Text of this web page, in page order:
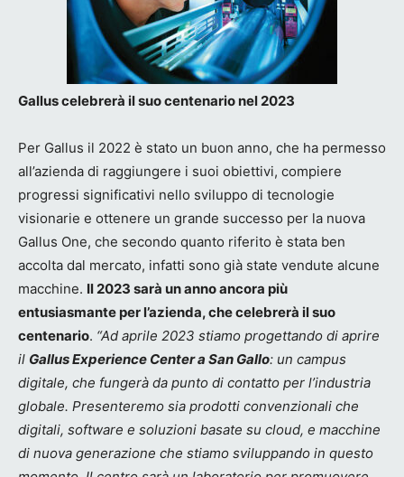
Gallus celebrerà il suo centenario nel 2023
Per Gallus il 2022 è stato un buon anno, che ha permesso
all’azienda di raggiungere i suoi obiettivi, compiere
progressi significativi nello sviluppo di tecnologie
visionarie e ottenere un grande successo per la nuova
Gallus One, che secondo quanto riferito è stata ben
accolta dal mercato, infatti sono già state vendute alcune
macchine. Il 2023 sarà un anno ancora più
entusiasmante per l’azienda, che celebrerà il suo
centenario. “Ad aprile 2023 stiamo progettando di aprire
il Gallus Experience Center a San Gallo: un campus
digitale, che fungerà da punto di contatto per l’industria
globale. Presenteremo sia prodotti convenzionali che
digitali, software e soluzioni basate su cloud, e macchine
di nuova generazione che stiamo sviluppando in questo